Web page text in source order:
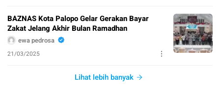
BAZNAS Kota Palopo Gelar Gerakan Bayar
Zakat Jelang Akhir Bulan Ramadhan
ewa pedrosa
21/03/2025
Lihat lebih banyak